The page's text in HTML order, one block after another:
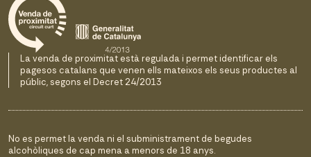
La venda de proximitat està regulada i permet identificar els
pagesos catalans que venen ells mateixos els seus productes al
públic, segons el Decret 24/2013
No es permet la venda ni el subministrament de begudes
alcohòliques de cap mena a menors de 18 anys.